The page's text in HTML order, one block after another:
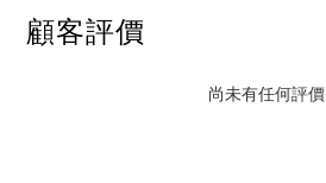
顧客評價
尚未有任何評價